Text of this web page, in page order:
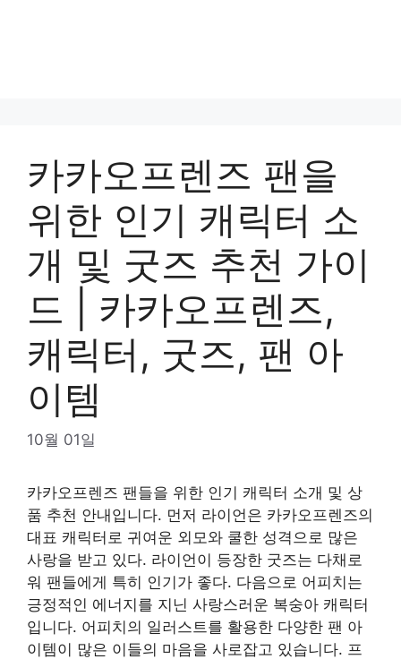
카카오프렌즈 팬을
위한 인기 캐릭터 소
개 및 굿즈 추천 가이
드 | 카카오프렌즈,
캐릭터, 굿즈, 팬 아
이템
10월 01일
카카오프렌즈 팬들을 위한 인기 캐릭터 소개 및 상
품 추천 안내입니다. 먼저 라이언은 카카오프렌즈의
대표 캐릭터로 귀여운 외모와 쿨한 성격으로 많은
사랑을 받고 있다. 라이언이 등장한 굿즈는 다채로
워 팬들에게 특히 인기가 좋다. 다음으로 어피치는
긍정적인 에너지를 지닌 사랑스러운 복숭아 캐릭터
입니다. 어피치의 일러스트를 활용한 다양한 팬 아
이템이 많은 이들의 마음을 사로잡고 있습니다. 프